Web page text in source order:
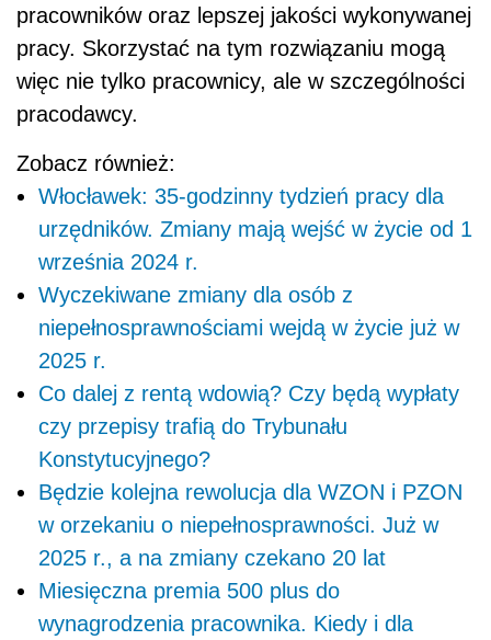
pracowników oraz lepszej jakości wykonywanej
pracy. Skorzystać na tym rozwiązaniu mogą
więc nie tylko pracownicy, ale w szczególności
pracodawcy.
Zobacz również:
Włocławek: 35-godzinny tydzień pracy dla
urzędników. Zmiany mają wejść w życie od 1
września 2024 r.
Wyczekiwane zmiany dla osób z
niepełnosprawnościami wejdą w życie już w
2025 r.
Co dalej z rentą wdowią? Czy będą wypłaty
czy przepisy trafią do Trybunału
Konstytucyjnego?
Będzie kolejna rewolucja dla WZON i PZON
w orzekaniu o niepełnosprawności. Już w
2025 r., a na zmiany czekano 20 lat
Miesięczna premia 500 plus do
wynagrodzenia pracownika. Kiedy i dla